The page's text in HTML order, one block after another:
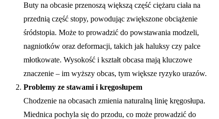
Buty na obcasie przenoszą większą część ciężaru ciała na
przednią część stopy, powodując zwiększone obciążenie
śródstopia. Może to prowadzić do powstawania modzeli,
nagniotków oraz deformacji, takich jak haluksy czy palce
młotkowate. Wysokość i kształt obcasa mają kluczowe
znaczenie – im wyższy obcas, tym większe ryzyko urazów.
Problemy ze stawami i kręgosłupem
Chodzenie na obcasach zmienia naturalną linię kręgosłupa.
Miednica pochyla się do przodu, co może prowadzić do